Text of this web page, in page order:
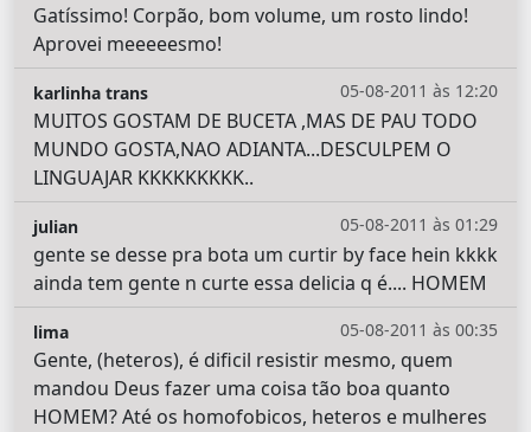
Gatíssimo! Corpão, bom volume, um rosto lindo!
Aprovei meeeeesmo!
05-08-2011 às 12:20
karlinha trans
MUITOS GOSTAM DE BUCETA ,MAS DE PAU TODO
MUNDO GOSTA,NAO ADIANTA...DESCULPEM O
LINGUAJAR KKKKKKKKK..
05-08-2011 às 01:29
julian
gente se desse pra bota um curtir by face hein kkkk
ainda tem gente n curte essa delicia q é.... HOMEM
05-08-2011 às 00:35
lima
Gente, (heteros), é dificil resistir mesmo, quem
mandou Deus fazer uma coisa tão boa quanto
HOMEM? Até os homofobicos, heteros e mulheres